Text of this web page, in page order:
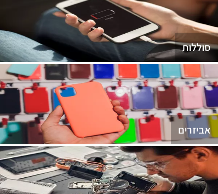
סוללות
אביזרים